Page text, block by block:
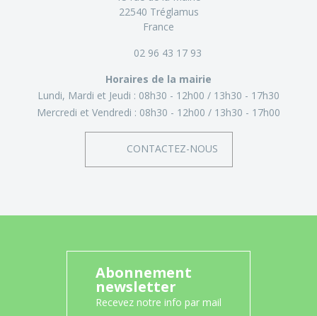
22540 Tréglamus
France
02 96 43 17 93
Horaires de la mairie
Lundi, Mardi et Jeudi : 08h30 - 12h00
13h30 - 17h30
Mercredi et Vendredi : 08h30 - 12h00 13h30 - 17h00
CONTACTEZ-NOUS
Abonnement
newsletter
Recevez notre info par mail